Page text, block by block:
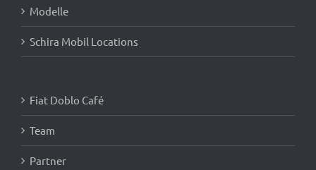
Modelle
Schira Mobil Locations
Fiat Doblo Café
Team
Partner